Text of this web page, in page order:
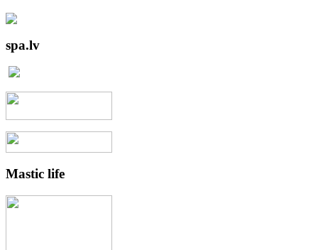
spa.lv
Mastic life